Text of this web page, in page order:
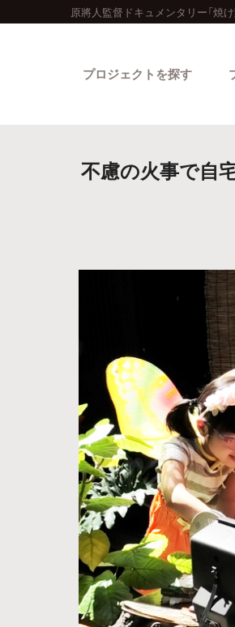
原將人監督ドキュメンタリー「焼
プロジェクトを探す
不慮の火事で自